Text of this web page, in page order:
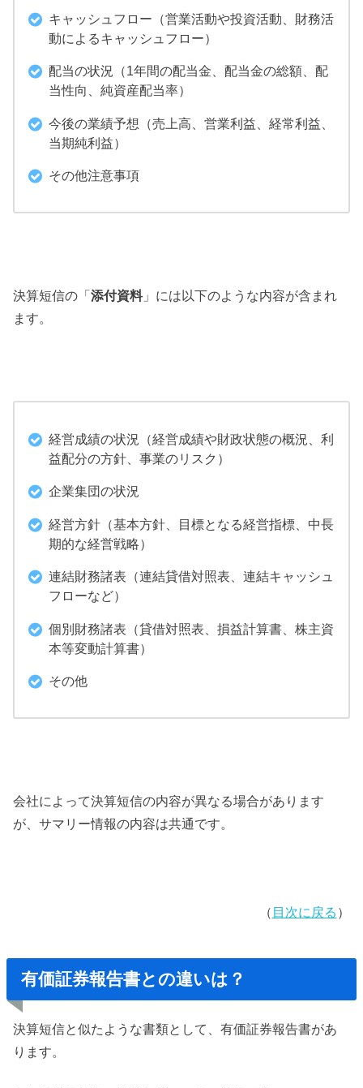
キャッシュフロー（営業活動や投資活動、財務活
動によるキャッシュフロー）
配当の状況（1年間の配当金、配当金の総額、配
当性向、純資産配当率）
今後の業績予想（売上高、営業利益、経常利益、
当期純利益）
その他注意事項
決算短信の「添付資料」には以下のような内容が含まれ
ます。
経営成績の状況（経営成績や財政状態の概況、利
益配分の方針、事業のリスク）
企業集団の状況
経営方針（基本方針、目標となる経営指標、中長
期的な経営戦略）
連結財務諸表（連結貸借対照表、連結キャッシュ
フローなど）
個別財務諸表（貸借対照表、損益計算書、株主資
本等変動計算書）
その他
会社によって決算短信の内容が異なる場合があります
が、サマリー情報の内容は共通です。
（ 目次に戻る ）
有価証券報告書との違いは？
決算短信と似たような書類として、有価証券報告書があ
ります。